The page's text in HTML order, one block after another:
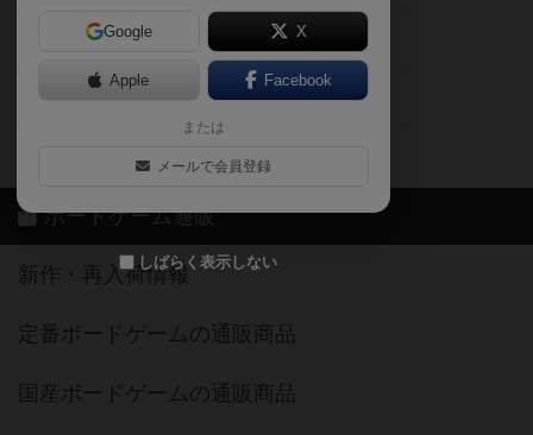
Google X
Apple Facebook
または
メールで会員登録
しばらく表示しない
ボドとも・会員一覧
ボードゲーム業界コラム
ボドゲーマご利用案内
ボードゲーム通販
新作・再入荷情報
定番ボードゲームの通販商品
国産ボードゲームの通販商品